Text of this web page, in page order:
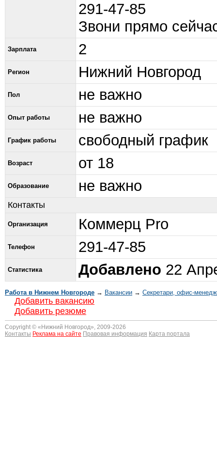
291-47-85
Звони прямо
Зарплата 2
Регион Нижний Новгород
Пол не важно
Опыт работы не важно
График работы свободный график
Возраст от 18
Образование не важно
Контакты
Организация Коммерц Pro
Телефон 291-47-85
Статистика Добавлено 22
Работа в Нижнем Новгороде → Вакансии → Секретари, офис-
Добавить вакансию
Добавить резюме
Copyright © « Нижний Новгород», 2009-2026
Контакты Реклама на сайте Правовая информация Карта портала